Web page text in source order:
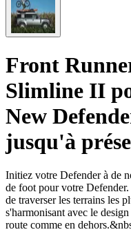
Front
Slimline II
New
jusqu'à
Initiez votre Defender à de
de foot pour votre
de traverser les terrains les
s'harmonisant avec le
route comme en